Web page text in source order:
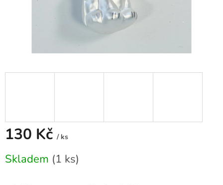
130 Kč / ks
cena:
Skladem (1 ks)